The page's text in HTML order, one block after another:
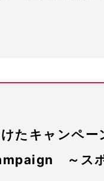
たキャンペ
～ス